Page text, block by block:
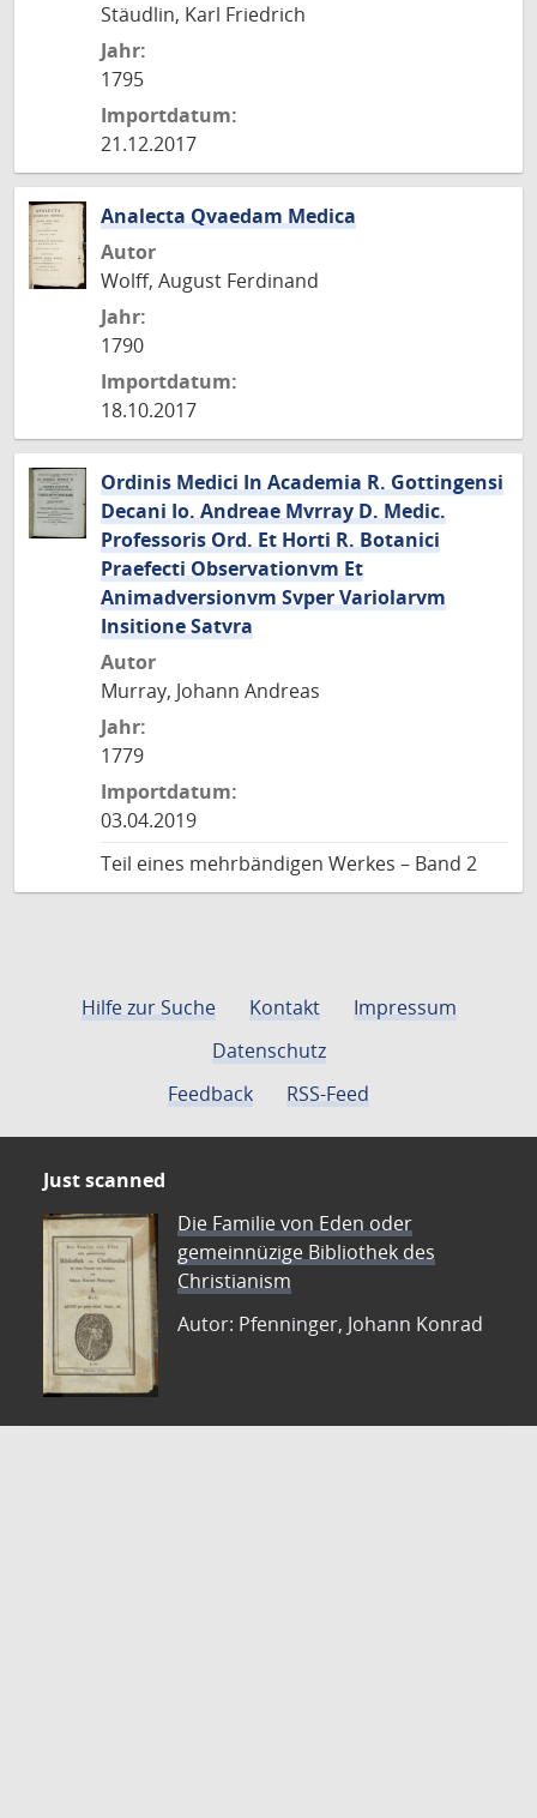
Stäudlin, Karl Friedrich
Jahr:
1795
Importdatum:
21.12.2017
Analecta Qvaedam Medica
Autor
Wolff, August Ferdinand
Jahr:
1790
Importdatum:
18.10.2017
Ordinis Medici In Academia R. Gottingensi
Decani Io. Andreae Mvrray D. Medic.
Professoris Ord. Et Horti R. Botanici
Praefecti Observationvm Et
Animadversionvm Svper Variolarvm
Insitione Satvra
Autor
Murray, Johann Andreas
Jahr:
1779
Importdatum:
03.04.2019
Teil eines mehrbändigen Werkes – Band 2
Hilfe zur Suche Kontakt
Impressum
Datenschutz
Feedback
RSS-Feed
Just scanned
Die Familie von Eden oder
gemeinnüzige Bibliothek des
Christianism
Autor: Pfenninger, Johann Konrad